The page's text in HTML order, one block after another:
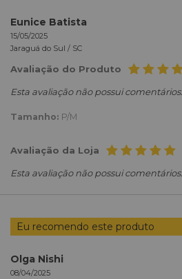
Eunice Batista
15/05/2025
Jaraguá do Sul / SC
Avaliação do Produto
Esta avaliação não possui comentários.
Tamanho: P/M
Avaliação da Loja
Esta avaliação não possui comentários.
Eu recomendo este produto
Olga Nishi
08/04/2025